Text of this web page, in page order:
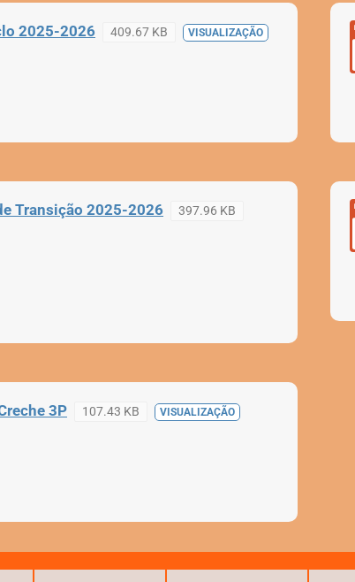
2025-2026 409.67 KB VISUALIZAÇÃO
Transição 2025-2026 397.96 KB
3P 107.43 KB VISUALIZAÇÃO